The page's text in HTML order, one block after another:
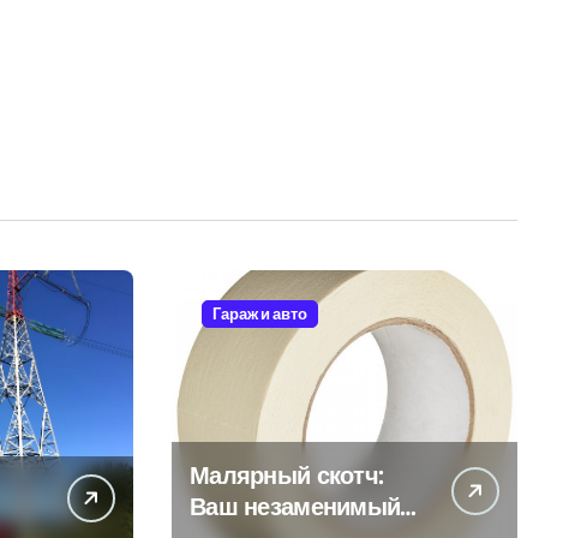
Гараж и авто
Малярный скотч:
Ваш незаменимый